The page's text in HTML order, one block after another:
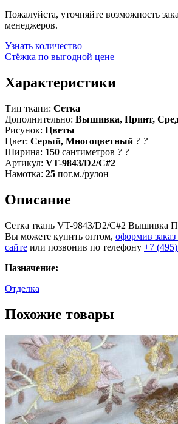
Пожалуйста, уточняйте возможность
менеджеров.
Узнать количество
Стёжка по выгодной цене
Характеристики
Тип ткани: Сетка
Дополнительно: Вышивка, Принт,
Рисунок: Цветы
Цвет: Серый, Многоцветный ? ?
Ширина: 150 сантиметров ? ?
Артикул: VT-9843/D2/C#2
Намотка: 25 пог.м./рулон
Описание
Сетка ткань VT-9843/D2/C#2 Вышивка
Вы можете купить оптом, оформив заказ
сайте или позвонив по телефону +7
Назначение:
Отделка
Похожие товары